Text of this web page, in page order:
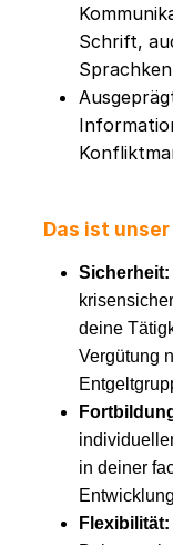
Schrift,
Das ist
Sicherheit:
deine
Vergütung
in deiner
Flexibilität: